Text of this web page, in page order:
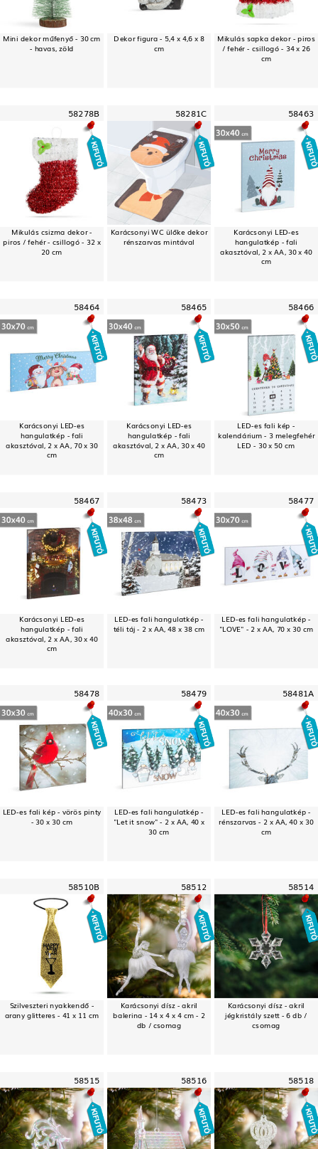
Mini dekor műfenyő - 30 cm
- havas, zöld
Dekor figura - 5,4 x 4,6 x 8
cm
Mikulás sapka dekor - piros
/ fehér - csillogó - 34 x 26
cm
58278B
Mikulás csizma dekor -
piros / fehér - csillogó - 32 x
20 cm
58281C
Karácsonyi WC ülőke dekor
rénszarvas mintával
58463
Karácsonyi LED-es
hangulatkép - fali
akasztóval, 2 x AA, 30 x 40
cm
58464
Karácsonyi LED-es
hangulatkép - fali
akasztóval, 2 x AA, 70 x 30
cm
58465
Karácsonyi LED-es
hangulatkép - fali
akasztóval, 2 x AA, 30 x 40
cm
58466
LED-es fali kép -
kalendárium - 3 melegfehér
LED - 30 x 50 cm
58467
Karácsonyi LED-es
hangulatkép - fali
akasztóval, 2 x AA, 30 x 40
cm
58473
LED-es fali hangulatkép -
téli táj - 2 x AA, 48 x 38 cm
58477
LED-es fali hangulatkép -
"LOVE" - 2 x AA, 70 x 30 cm
58478
LED-es fali kép - vörös pinty
- 30 x 30 cm
58479
LED-es fali hangulatkép -
"Let it snow" - 2 x AA, 40 x
30 cm
58481A
LED-es fali hangulatkép -
rénszarvas - 2 x AA, 40 x 30
cm
58510B
Szilveszteri nyakkendő -
arany glitteres - 41 x 11 cm
58512
Karácsonyi dísz - akril
balerina - 14 x 4 x 4 cm - 2
db / csomag
58514
Karácsonyi dísz - akril
jégkristály szett - 6 db /
csomag
58515 58516 58518